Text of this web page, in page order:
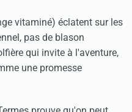
vitaminé) éclatent sur les
pas de blason
qui invite à l'aventure,
une promesse